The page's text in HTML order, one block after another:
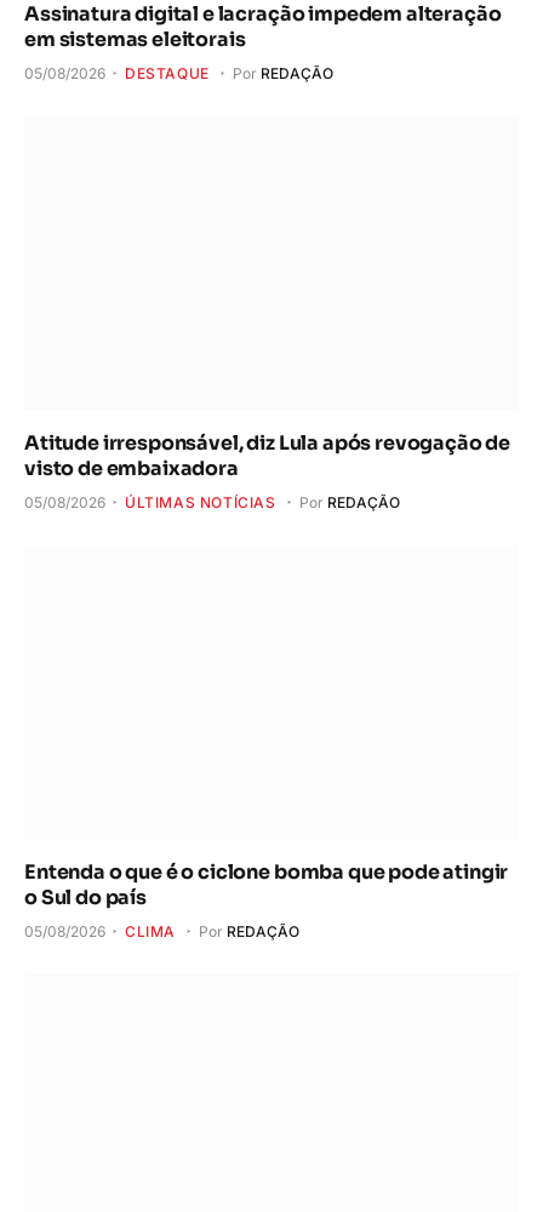
Assinatura digital e lacração impedem alteração
em sistemas eleitorais
05/08/2026 DESTAQUE Por REDAÇÃO
Atitude irresponsável, diz Lula após revogação de
visto de embaixadora
05/08/2026 ÚLTIMAS NOTÍCIAS Por REDAÇÃO
Entenda o que é o ciclone bomba que pode atingir
o Sul do país
05/08/2026 CLIMA Por REDAÇÃO